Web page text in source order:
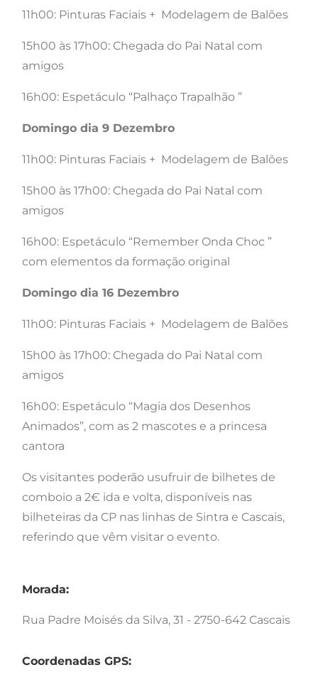
11h00: Pinturas Faciais + Modelagem de Balões
15h00 às 17h00: Chegada do Pai Natal com
amigos
16h00: Espetáculo “Palhaço Trapalhão ”
Domingo dia 9 Dezembro
11h00: Pinturas Faciais + Modelagem de Balões
15h00 às 17h00: Chegada do Pai Natal com
amigos
16h00: Espetáculo “Remember Onda Choc ”
com elementos da formação original
Domingo dia 16 Dezembro
11h00: Pinturas Faciais + Modelagem de Balões
15h00 às 17h00: Chegada do Pai Natal com
amigos
16h00: Espetáculo “Magia dos Desenhos
Animados”, com as 2 mascotes e a princesa
cantora
Os visitantes poderão usufruir de bilhetes de
comboio a 2€ ida e volta, disponíveis nas
bilheteiras da CP nas linhas de Sintra e Cascais,
referindo que vêm visitar o evento.
Morada:
Rua Padre Moisés da Silva, 31 - 2750-642 Cascais
Coordenadas GPS: